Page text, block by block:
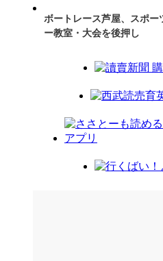
ボートレース芦屋、スポ
ー教室・大会を後押し